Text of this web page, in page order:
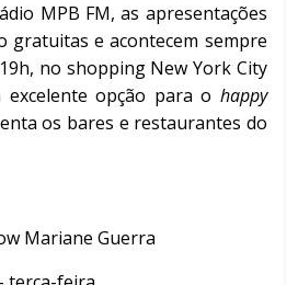
MPB FM, as apresentações
gratuitas e acontecem sempre
no shopping New York City
excelente opção para o happy
os bares e restaurantes do
Mariane Guerra